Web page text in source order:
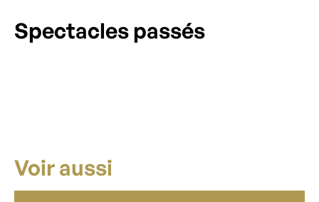
Spectacles passés
Voir aussi